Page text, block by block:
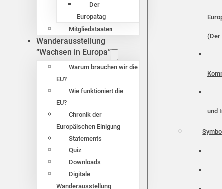
Der
Europatag
Mitgliedstaaten
Wanderausstellung
“Wachsen in Europa”
Warum brauchen wir die
EU?
Wie funktioniert die
EU?
Chronik der
Europäischen Einigung
Statements
Quiz
Downloads
Digitale
Wanderausstellung
(Der
und